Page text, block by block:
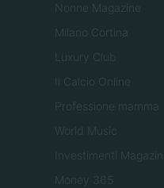
Nonne Magazine
Milano Cortina
Luxury Club
Il Calcio Online
Professione mamma
World Music
Investimenti Magazine
Money 365